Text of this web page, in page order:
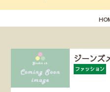
ジーンズ
ファッション